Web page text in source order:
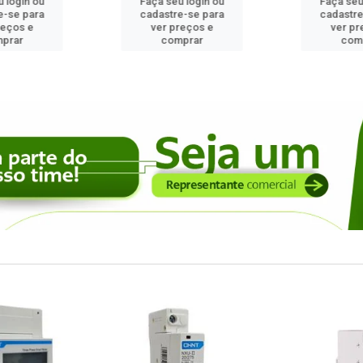
se para
e
cadastre-se para
ver preços e
comprar
ver